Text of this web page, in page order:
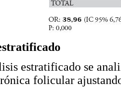
estratificado se
folicular